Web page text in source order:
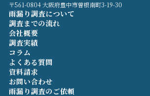
〒561-0804 大阪府豊中市曽根南町3-19-30
雨漏り調査について
調査までの流れ
会社概要
調査実績
コラム
よくある質問
資料請求
お問い合わせ
雨漏り調査のご依頼